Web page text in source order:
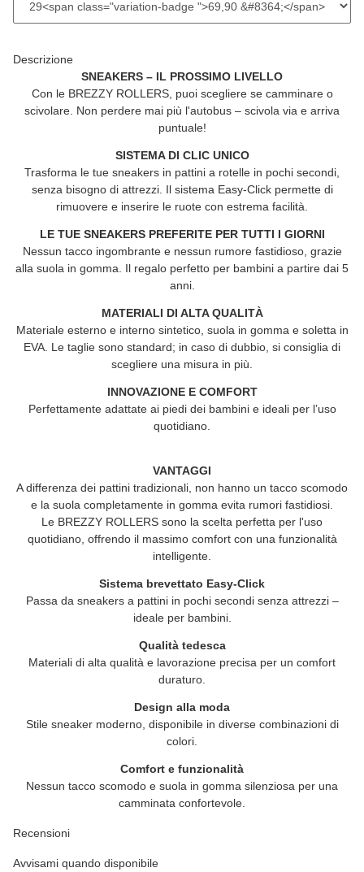
Descrizione
SNEAKERS – IL PROSSIMO LIVELLO
Con le BREZZY ROLLERS, puoi scegliere se camminare o
scivolare. Non perdere mai più l'autobus – scivola via e arriva
puntuale!
SISTEMA DI CLIC UNICO
Trasforma le tue sneakers in pattini a rotelle in pochi secondi,
senza bisogno di attrezzi. Il sistema Easy-Click permette di
rimuovere e inserire le ruote con estrema facilità.
LE TUE SNEAKERS PREFERITE PER TUTTI I GIORNI
Nessun tacco ingombrante e nessun rumore fastidioso, grazie
alla suola in gomma. Il regalo perfetto per bambini a partire dai 5
anni.
MATERIALI DI ALTA QUALITÀ
Materiale esterno e interno sintetico, suola in gomma e soletta in
EVA. Le taglie sono standard; in caso di dubbio, si consiglia di
scegliere una misura in più.
INNOVAZIONE E COMFORT
Perfettamente adattate ai piedi dei bambini e ideali per l’uso
quotidiano.
VANTAGGI
A differenza dei pattini tradizionali, non hanno un tacco scomodo
e la suola completamente in gomma evita rumori fastidiosi.
Le BREZZY ROLLERS sono la scelta perfetta per l'uso
quotidiano, offrendo il massimo comfort con una funzionalità
intelligente.
Sistema brevettato Easy-Click
Passa da sneakers a pattini in pochi secondi senza attrezzi –
ideale per bambini.
Qualità tedesca
Materiali di alta qualità e lavorazione precisa per un comfort
duraturo.
Design alla moda
Stile sneaker moderno, disponibile in diverse combinazioni di
colori.
Comfort e funzionalità
Nessun tacco scomodo e suola in gomma silenziosa per una
camminata confortevole.
Recensioni
Avvisami quando disponibile